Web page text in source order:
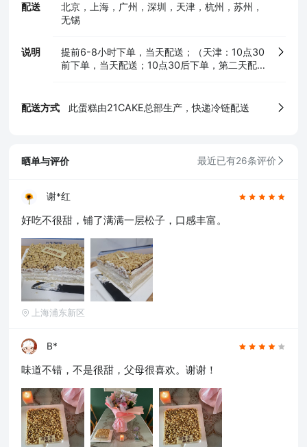
配送
北京，上海，广州，深圳，天津，杭州，苏州，
无锡
说明
提前6-8小时下单，当天配送；（天津：10点30
前下单，当天配送；10点30后下单，第二天配
配送方式 此蛋糕由21CAKE总部生产，快递冷链配送
5、食品生产许可证
确定
晒单与评价 最近已有26条评价
谢*红
好吃不很甜，铺了满满一层松子，口感丰富。
上海浦东新区
B*
味道不错，不是很甜，父母很喜欢。谢谢！